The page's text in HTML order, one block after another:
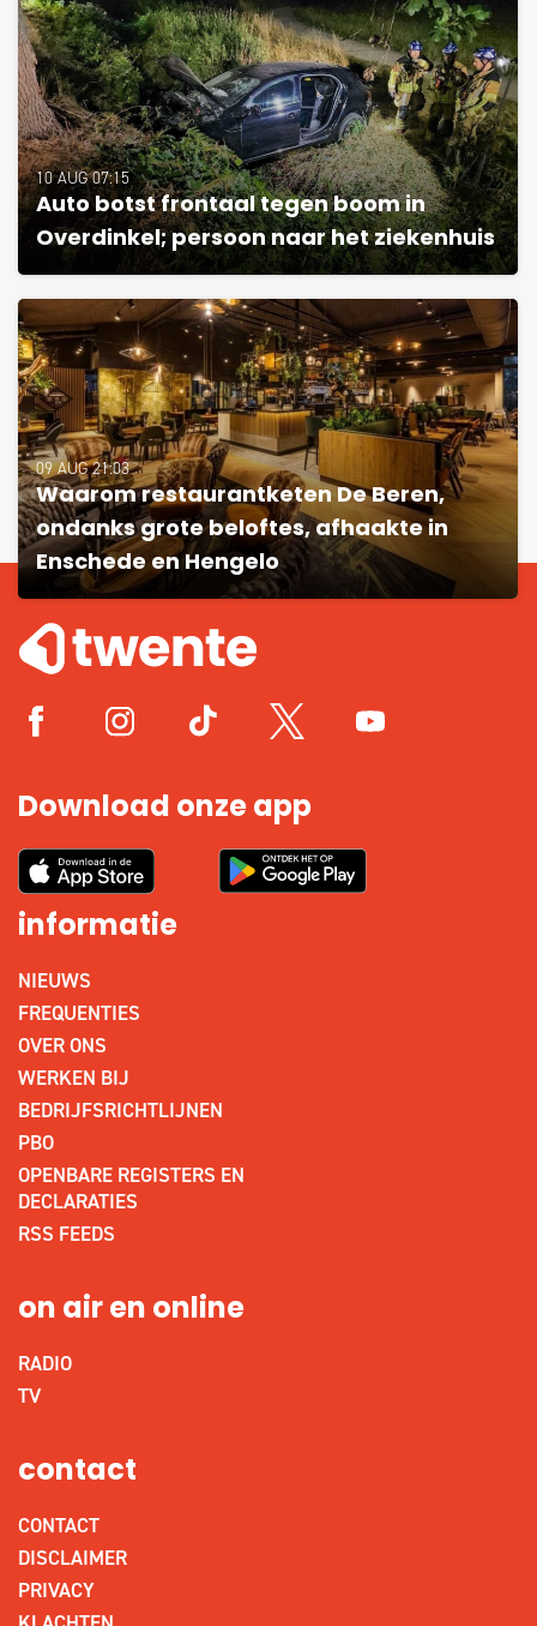
10 AUG 07:15
Auto botst frontaal tegen boom in
Overdinkel; persoon naar het ziekenhuis
09 AUG 21:03
Waarom restaurantketen De Beren,
ondanks grote beloftes, afhaakte in
Enschede en Hengelo
Download onze app
informatie
NIEUWS
FREQUENTIES
OVER ONS
WERKEN BIJ
BEDRIJFSRICHTLIJNEN
PBO
OPENBARE REGISTERS EN
DECLARATIES
RSS FEEDS
on air en online
RADIO
TV
contact
CONTACT
DISCLAIMER
PRIVACY